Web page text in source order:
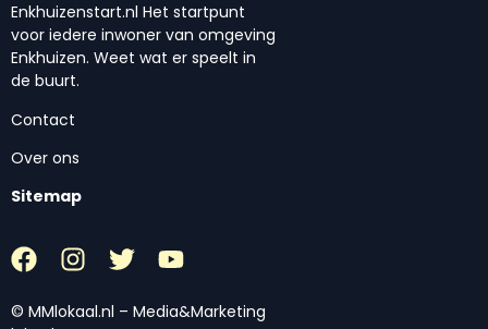
Enkhuizenstart.nl Het startpunt
voor iedere inwoner van omgeving
Enkhuizen. Weet wat er speelt in
de buurt.
Contact
Over ons
Sitemap
© MMlokaal.nl – Media&Marketing